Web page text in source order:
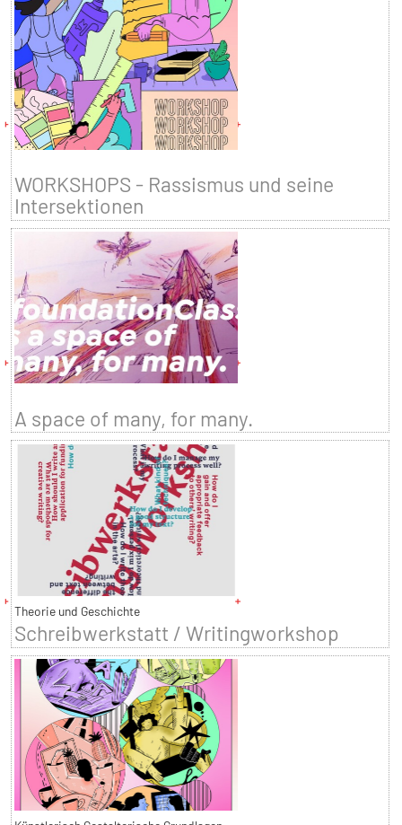
WORKSHOPS - Rassismus und seine
Intersektionen
A space of many, for many.
Theorie und Geschichte
Schreibwerkstatt / Writingworkshop